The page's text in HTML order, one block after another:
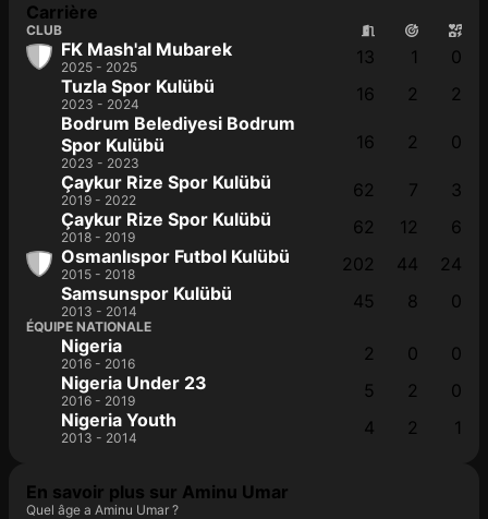
Carrière
CLUB
FK Mash'al Mubarek
2025 - 2025 13 1
0
Tuzla Spor Kulübü
2023 - 2024 16 2
2
Bodrum Belediyesi Bodrum
Spor Kulübü
2023 - 2023
16 2
0
Çaykur Rize Spor Kulübü
2019 - 2022 62 7
3
Çaykur Rize Spor Kulübü
2018 - 2019 62 12
6
Osmanlıspor Futbol Kulübü
2015 - 2018 202 44
24
Samsunspor Kulübü
2013 - 2014 45 8 0
ÉQUIPE NATIONALE
Nigeria
2016 - 2016 2 0
0
Nigeria Under 23
2016 - 2019 5 2
0
Nigeria Youth
2013 - 2014 4 2 1
En savoir plus sur Aminu Umar
Quel âge a Aminu Umar ?